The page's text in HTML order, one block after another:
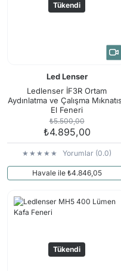
Tükendi
Led Lenser
Ledlenser İF3R Ortam
Aydınlatma ve Çalışma
El Feneri
₺5.500,00
₺4.895,00
Yorumlar (0.0)
Havale ile ₺4.846,05
Tükendi